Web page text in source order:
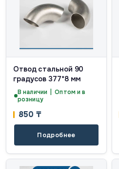
Отвод стальной 90
градусов 377*8 мм
В наличии | Оптом и в
розницу
850 ₸
Подробнее